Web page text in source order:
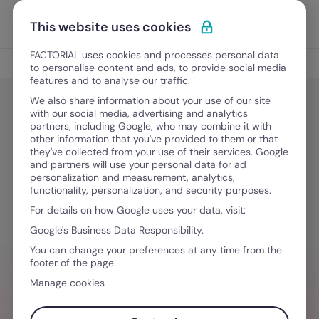
Vai al contenuto
Scopri Factorial
Gestione delle competenze
Gestione delle competenze
I migliori modelli di valutazione
performance dipendenti
13 Aprile, 2026·8 minuti di lettura
VUOI SEMPLIFICARE IL TUO FLUSSO DI
LAVORO?
This website uses cookies
FACTORIAL uses cookies and processes personal data
to personalise content and ads, to provide social media
features and to analyse our traffic.
We also share information about your use of our site
with our social media, advertising and analytics
partners, including Google, who may combine it with
other information that you've provided to them or that
they've collected from your use of their services. Google
and partners will use your personal data for ad
personalization and measurement, analytics,
functionality, personalization, and security purposes.
For details on how Google uses your data, visit:
Google's Business Data Responsibility.
You can change your preferences at any time from the
footer of the page.
Manage cookies